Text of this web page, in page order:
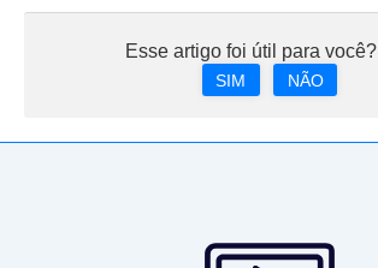
Esse artigo foi útil para você?
SIM NÃO